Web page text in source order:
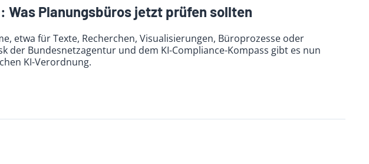
Planungsbüros jetzt prüfen sollten
etwa für Texte, Recherchen, Visualisierungen, Büroprozesse oder
der Bundesnetzagentur und dem KI-Compliance-Kompass gibt es nun
KI-Verordnung.